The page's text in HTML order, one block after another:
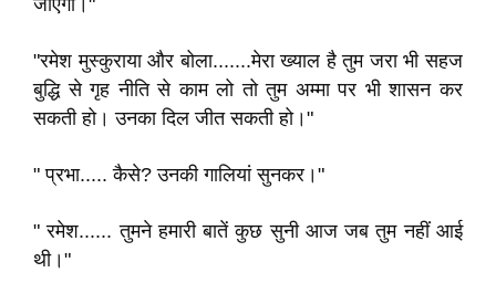
जाएगा।"
"रमेश मुस्कुराया और बोला.......मेरा ख्याल है तुम जरा भी सहज
बुद्धि से गृह नीति से काम लो तो तुम अम्मा पर भी शासन कर
सकती हो। उनका दिल जीत सकती हो।"
" प्रभा..... कैसे? उनकी गालियां सुनकर।"
" रमेश...... तुमने हमारी बातें कुछ सुनी आज जब तुम नहीं आई
थी।"